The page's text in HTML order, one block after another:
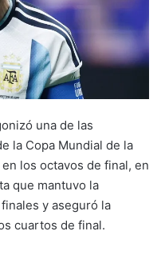
una de las
la Copa Mundial de la
los octavos de final, en
que mantuvo la
y aseguró la
cuartos de final.